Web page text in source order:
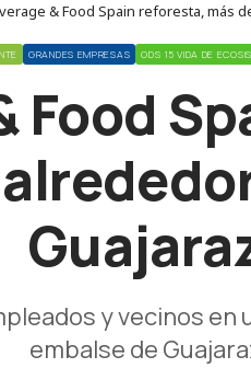
& Food Spain reforesta, más
GRANDES EMPRESAS ODS 15 VIDA DE
Food
y vecinos
embalse de